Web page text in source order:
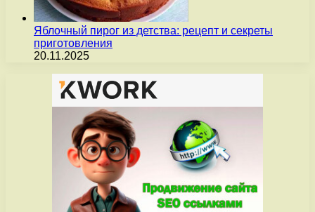
Яблочный пирог из детства: рецепт и секреты
приготовления
20.11.2025